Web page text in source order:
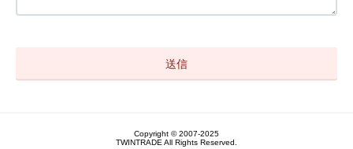
Copyright © 2007-2025
TWINTRADE All Rights Reserved.